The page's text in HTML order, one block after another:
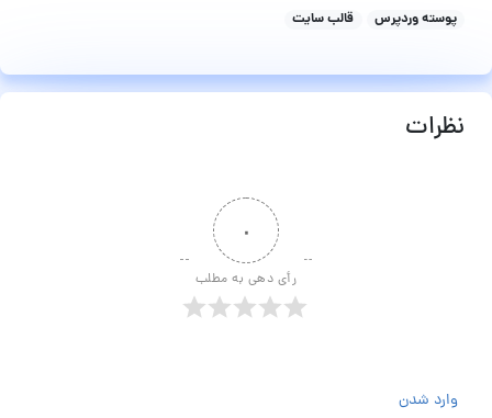
پوسته وردپرس
قالب سایت
نظرات
۰
رأی دهی به مطلب
وارد شدن